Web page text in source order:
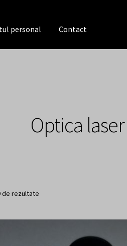
personal Contact
Optica laser
de rezultate